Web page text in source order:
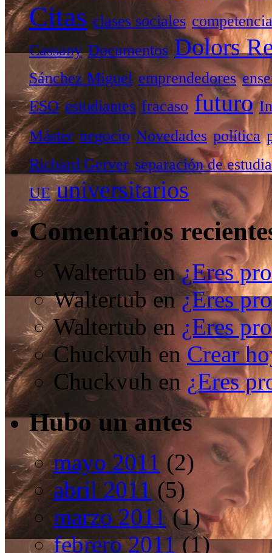
Citas clases sociales
Cassany Documentos Dolors
Sánchez Miguel emprendedores
ESO estudiantes fracaso futuro
Máster negocio Novedades política
Richard Gerver separación de
UE universitarios
Comentarios
Waltertub en¿Eres
Waltertuben¿Eres
Waltertub en ¿Eres
Chuckvuhen Crear
Chuckvuh en ¿Eres
Hubo un antes
mayo 2011 (2)
abril 2011(5)
marzo 2011 (1)
febrero 2011(1)